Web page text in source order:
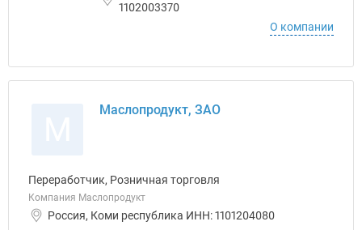
1102003370
О компании
Маслопродукт, ЗАО
Переработчик, Розничная торговля
Компания Маслопродукт
Россия, Коми республика ИНН: 1101204080